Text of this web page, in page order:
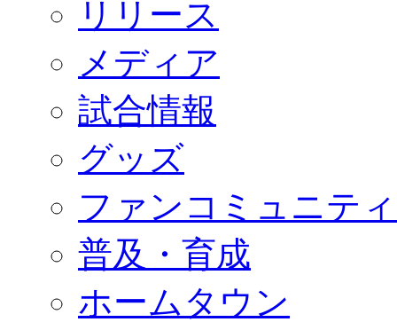
観戦ルール＆マナー
2026/27ファンコミュニティ
サポートショップ
GOODS
オフィシャルストア（実店舗）
オンラインストア
ACADEMY
アカデミーについて
コーチ&スタッフ
ジュニア
ジュニアユース
ユース
練習拠点（ナラディーア）
SCHOOL
CLUB
リリース
メディア
試合情報
グッズ
ファンコミュニティ
普及・育成
ホームタウン